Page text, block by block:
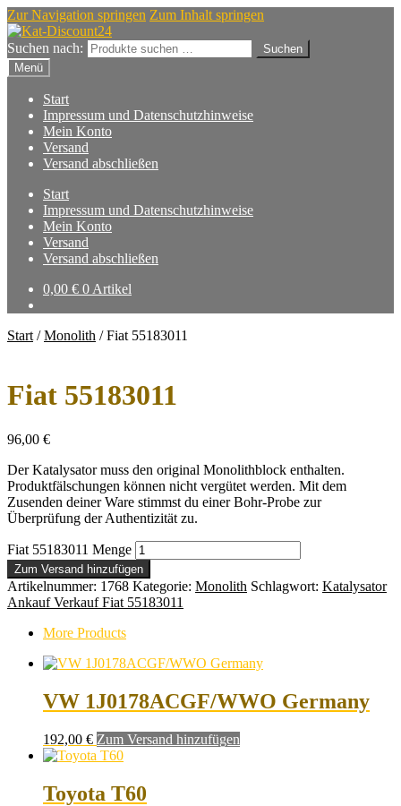
Zur Navigation springen Zum Inhalt springen
Suchen nach:
Suchen
Menü
Start
Impressum und Datenschutzhinweise
Mein Konto
Versand
Versand abschließen
Start
Impressum und Datenschutzhinweise
Mein Konto
Versand
Versand abschließen
0,00 € 0 Artikel
Start /Monolith /Fiat 55183011
Fiat 55183011
96,00 €
Der Katalysator muss den original Monolithblock enthalten.
Produktfälschungen können nicht vergütet werden. Mit dem
Zusenden deiner Ware stimmst du einer Bohr-Probe zur
Überprüfung der Authentizität zu.
Fiat 55183011 Menge
Zum Versand hinzufügen
Artikelnummer: 1768 Kategorie: Monolith Schlagwort: Katalysator
Ankauf Verkauf Fiat 55183011
More Products
VW 1J0178ACGF/WWO Germany
192,00 € Zum Versand hinzufügen
Toyota T60